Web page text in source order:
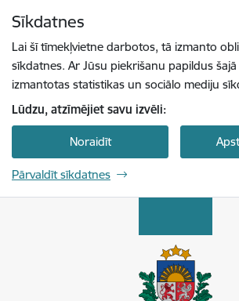
Sīkdatnes
Lai šī tīmekļvietne darbotos, tā izmanto
sīkdatnes. Ar Jūsu piekrišanu papildus
izmantotas statistikas un sociālo mediju
Lūdzu, atzīmējiet savu izvēli:
Noraidīt
Pārvaldīt sīkdatnes